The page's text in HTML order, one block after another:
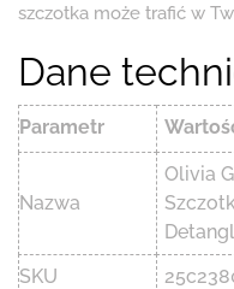
szczotka może trafić w
Dane
Parametr
Nazwa
Olivia
SKU